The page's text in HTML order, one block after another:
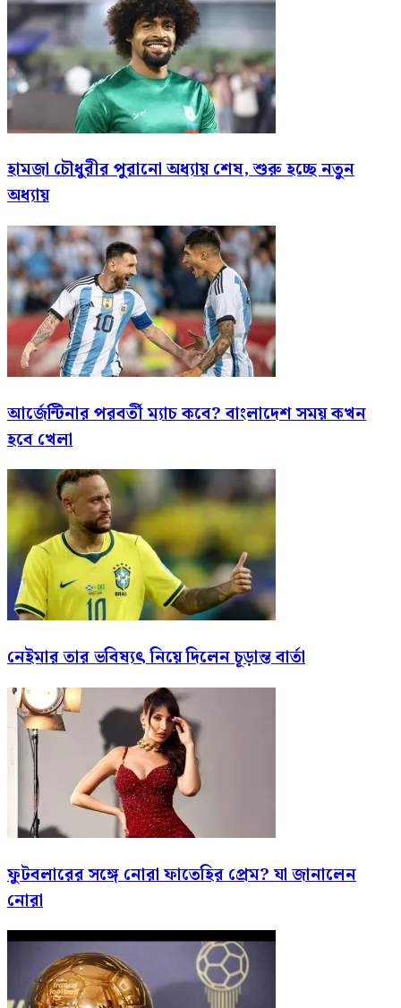
হামজা চৌধুরীর পুরানো অধ্যায় শেষ, শুরু হচ্ছে নতুন
অধ্যায়
আর্জেন্টিনার পরবর্তী ম্যাচ কবে? বাংলাদেশ সময় কখন
হবে খেলা
নেইমার তার ভবিষ্যৎ নিয়ে দিলেন চূড়ান্ত বার্তা
ফুটবলারের সঙ্গে নোরা ফাতেহির প্রেম? যা জানালেন
নোরা